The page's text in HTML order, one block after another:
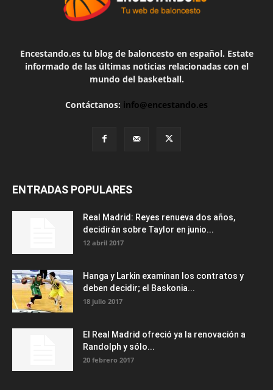
Encestando.es tu blog de baloncesto en español. Estate
informado de las últimas noticias relacionadas con el
mundo del basketball.
Contáctanos: info@encestando.es
ENTRADAS POPULARES
Real Madrid: Reyes renueva dos años,
decidirán sobre Taylor en junio...
12 abril 2017
Hanga y Larkin examinan los contratos y
deben decidir; el Baskonia...
18 julio 2017
El Real Madrid ofreció ya la renovación a
Randolph y sólo...
20 febrero 2017